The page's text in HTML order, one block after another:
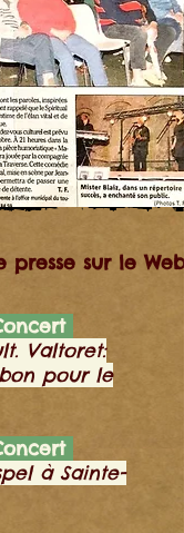
presse sur le Web
Valtoret:
pour le
à Sainte-